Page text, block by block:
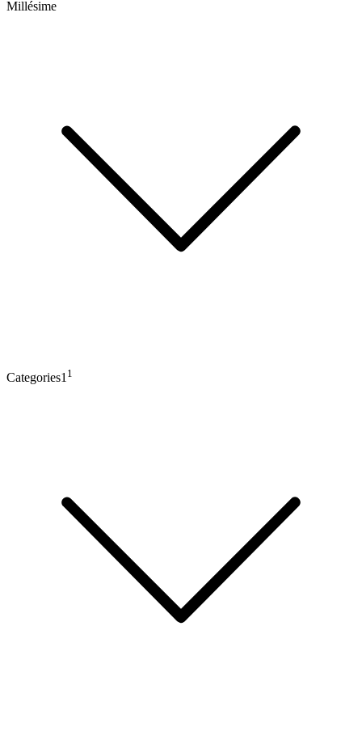
Millésime
Categories1 1